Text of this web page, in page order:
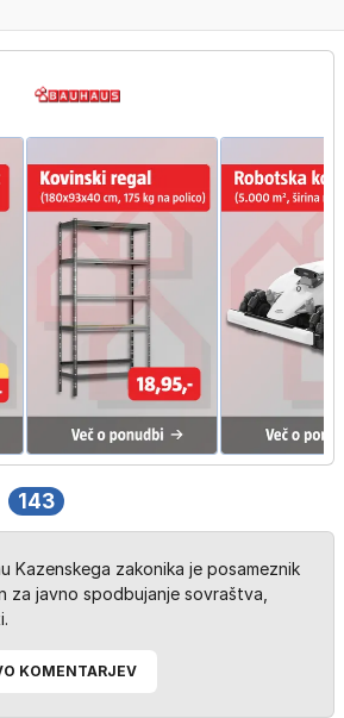
143
Kazenskega zakonika je posameznik
za javno spodbujanje sovraštva,
KOMENTARJEV